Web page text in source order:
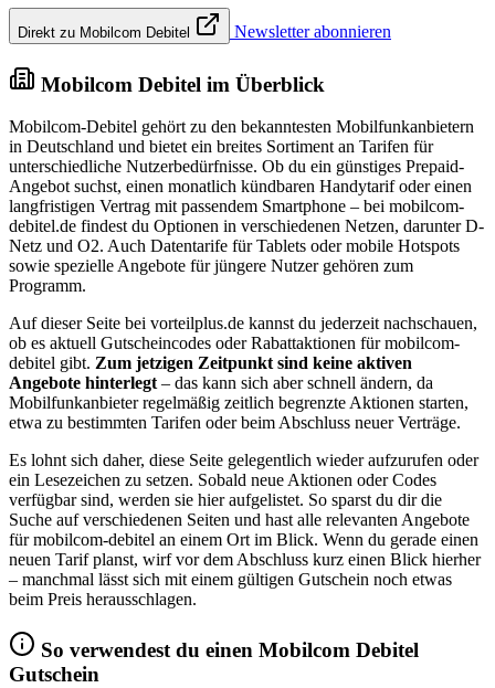
Direkt zu Mobilcom Debitel Newsletter abonnieren
Mobilcom Debitel im Überblick
Mobilcom-Debitel gehört zu den bekanntesten Mobilfunkanbietern
in Deutschland und bietet ein breites Sortiment an Tarifen für
unterschiedliche Nutzerbedürfnisse. Ob du ein günstiges Prepaid-
Angebot suchst, einen monatlich kündbaren Handytarif oder einen
langfristigen Vertrag mit passendem Smartphone – bei mobilcom-
debitel.de findest du Optionen in verschiedenen Netzen, darunter D-
Netz und O2. Auch Datentarife für Tablets oder mobile Hotspots
sowie spezielle Angebote für jüngere Nutzer gehören zum
Programm.
Auf dieser Seite bei vorteilplus.de kannst du jederzeit nachschauen,
ob es aktuell Gutscheincodes oder Rabattaktionen für mobilcom-
debitel gibt. Zum jetzigen Zeitpunkt sind keine aktiven
Angebote hinterlegt – das kann sich aber schnell ändern, da
Mobilfunkanbieter regelmäßig zeitlich begrenzte Aktionen starten,
etwa zu bestimmten Tarifen oder beim Abschluss neuer Verträge.
Es lohnt sich daher, diese Seite gelegentlich wieder aufzurufen oder
ein Lesezeichen zu setzen. Sobald neue Aktionen oder Codes
verfügbar sind, werden sie hier aufgelistet. So sparst du dir die
Suche auf verschiedenen Seiten und hast alle relevanten Angebote
für mobilcom-debitel an einem Ort im Blick. Wenn du gerade einen
neuen Tarif planst, wirf vor dem Abschluss kurz einen Blick hierher
– manchmal lässt sich mit einem gültigen Gutschein noch etwas
beim Preis herausschlagen.
So verwendest du einen Mobilcom Debitel
Gutschein